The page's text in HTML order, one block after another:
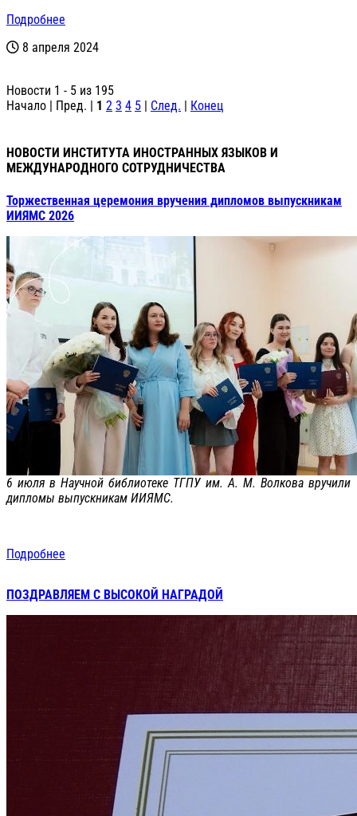
Подробнее
8 апреля 2024
Новости 1 - 5 из 195
Начало | Пред. | 1 2 3 4 5 | След. | Конец
НОВОСТИ ИНСТИТУТА ИНОСТРАННЫХ ЯЗЫКОВ И
МЕЖДУНАРОДНОГО СОТРУДНИЧЕСТВА
Торжественная церемония вручения дипломов выпускникам
ИИЯМС 2026
6 июля в Научной библиотеке ТГПУ им. А. М. Волкова вручили
дипломы выпускникам ИИЯМС.
Подробнее
ПОЗДРАВЛЯЕМ С ВЫСОКОЙ НАГРАДОЙ